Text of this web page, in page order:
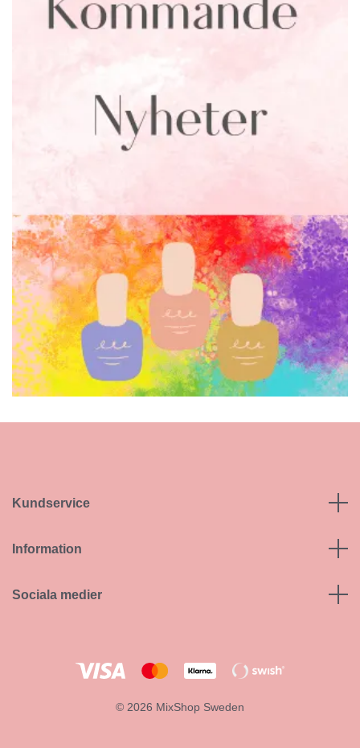
Kundservice
Information
Sociala medier
© 2026 MixShop Sweden